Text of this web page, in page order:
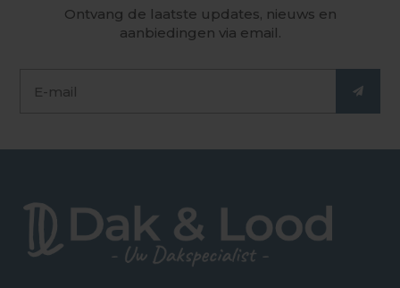
Ontvang de laatste updates, nieuws en
aanbiedingen via email.